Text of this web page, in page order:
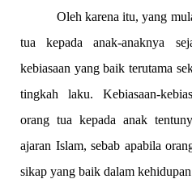
Oleh karena itu, yang
tua kepada anak-anaknya
kebiasaan yang baik terutama
tingkah laku. Kebiasaan-
orang tua kepada anak
ajaran Islam, sebab apabila
sikap yang baik dalam